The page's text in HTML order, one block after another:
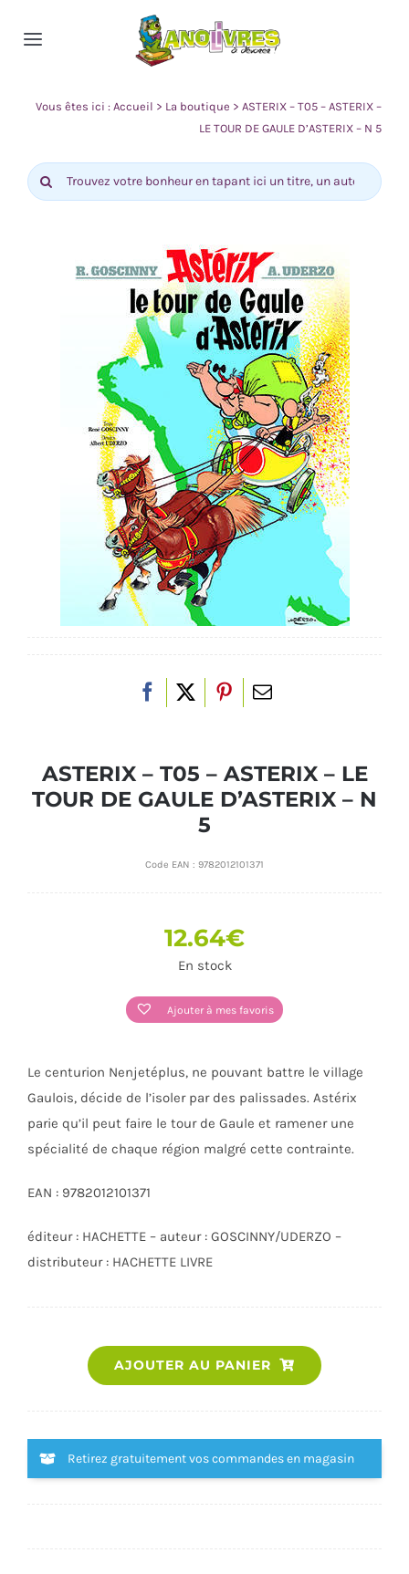
Toggle
Vous êtes ici :Accueil > La boutique >ASTERIX – T05 – ASTERIX –
LE TOUR DE GAULE D’ASTERIX – N 5
Rechercher:
ASTERIX – T05 – ASTERIX – LE
TOUR DE GAULE D’ASTERIX – N
5
Code EAN : 9782012101371
12.64€
En stock
Ajouter à mes favoris
Le centurion Nenjetéplus, ne pouvant battre le village
Gaulois, décide de l’isoler par des palissades. Astérix
parie qu’il peut faire le tour de Gaule et ramener une
spécialité de chaque région malgré cette contrainte.
EAN : 9782012101371
éditeur : HACHETTE – auteur : GOSCINNY/UDERZO –
distributeur : HACHETTE LIVRE
de
T05
-
AJOUTER AU PANIER
Retirez gratuitement vos commandes en magasin